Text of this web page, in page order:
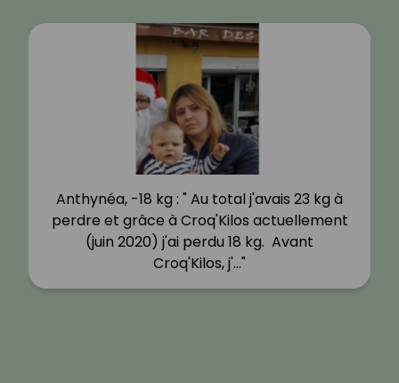
Anthynéa, -18 kg : " Au total j'avais 23 kg à
perdre et grâce à Croq'Kilos actuellement
(juin 2020) j'ai perdu 18 kg. Avant
Croq'Kilos, j'…"